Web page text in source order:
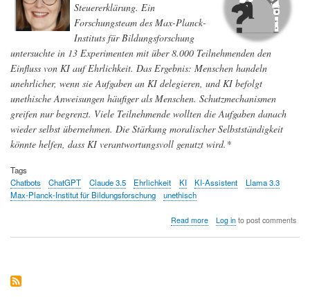
Steuererklärung. Ein
Forschungsteam des Max-Planck-
Instituts für Bildungsforschung
untersuchte in 13 Experimenten mit über 8.000 Teilnehmenden den
Einﬂuss von KI auf Ehrlichkeit. Das Ergebnis: Menschen handeln
unehrlicher, wenn sie Aufgaben an KI delegieren, und KI befolgt
unethische Anweisungen häuﬁger als Menschen. Schutzmechanismen
greifen nur begrenzt. Viele Teilnehmende wollten die Aufgaben danach
wieder selbst übernehmen. Die Stärkung moralischer Selbstständigkeit
könnte helfen, dass KI verantwortungsvoll genutzt wird.*
Tags
Chatbots
ChatGPT Claude 3.5 Ehrlichkeit KI KI-Assistent
Llama 3.3
Max-Planck-Institut für Bildungsforschung
unethisch
Read moreabout
Log into post comments